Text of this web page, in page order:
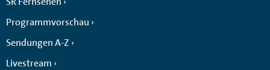
Programmvorschau
Sendungen A-Z
Livestream